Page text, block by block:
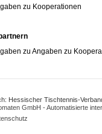
zu Kooperationen
zu Angaben zu
Hessischer Tischtennis-
GmbH - Automatisierte